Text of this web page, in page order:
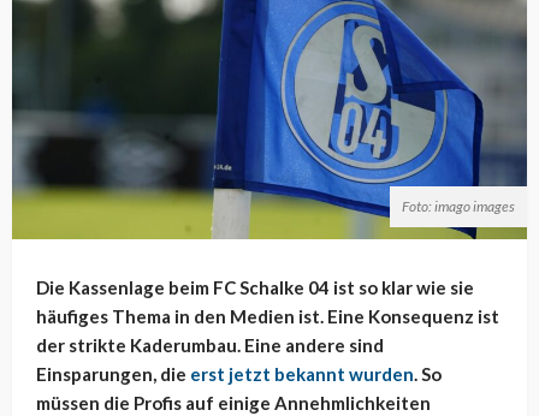
Foto: imago images
Die Kassenlage beim FC Schalke 04 ist so klar wie sie
häufiges Thema in den Medien ist. Eine Konsequenz ist
der strikte Kaderumbau. Eine andere sind
Einsparungen, die erst jetzt bekannt wurden. So
müssen die Profis auf einige Annehmlichkeiten